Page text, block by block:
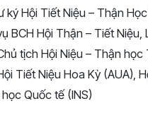
ký Hội Tiết Niệu – Thận
BCH Hội Thận – Tiết
tịch Hội Niệu – Thận học
Tiết Niệu Hoa Kỳ (AUA),
Quốc tế (INS)